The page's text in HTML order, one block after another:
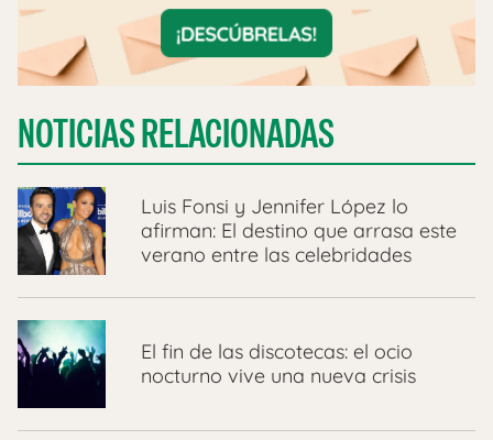
NOTICIAS RELACIONADAS
Luis Fonsi y Jennifer López lo
afirman: El destino que arrasa este
verano entre las celebridades
El fin de las discotecas: el ocio
nocturno vive una nueva crisis